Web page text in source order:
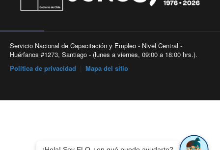
Servicio Nacional de Capacitación y Empleo - Nivel Central -
Huérfanos #1273, Santiago - (lunes a viernes, 09:00 a 18:00 hrs.).
Política de privacidad
Mapa del sitio